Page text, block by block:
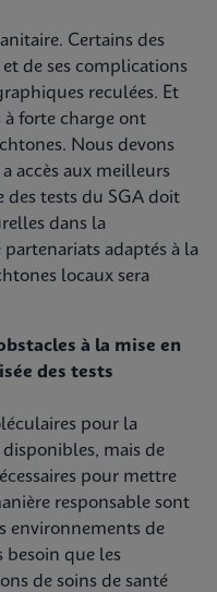
Certains des
de ses complications
reculées. Et
à forte charge ont
Nous devons
accès aux meilleurs
des tests du SGA doit
dans la
adaptés à la
locaux sera
à la mise en
des tests
pour la
mais de
pour mettre
responsable sont
environnements de
besoin que les
de soins de santé